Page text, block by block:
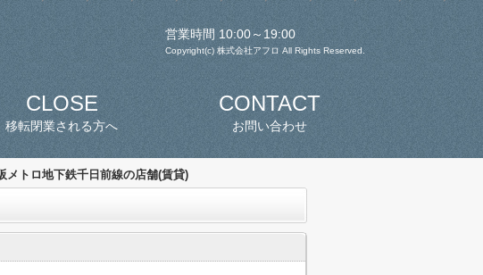
営業時間 10:00～19:00
Copyright(c) 株式会社アフロ All Rights Reserved.
CLOSE
移転閉業される方へ
CONTACT
お問い合わせ
メトロ地下鉄千日前線の店舗(賃貸)